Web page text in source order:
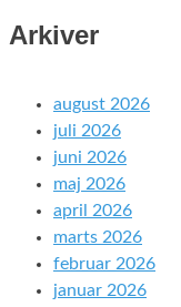
Arkiver
august 2026
juli 2026
juni 2026
maj 2026
april 2026
marts 2026
februar 2026
januar 2026